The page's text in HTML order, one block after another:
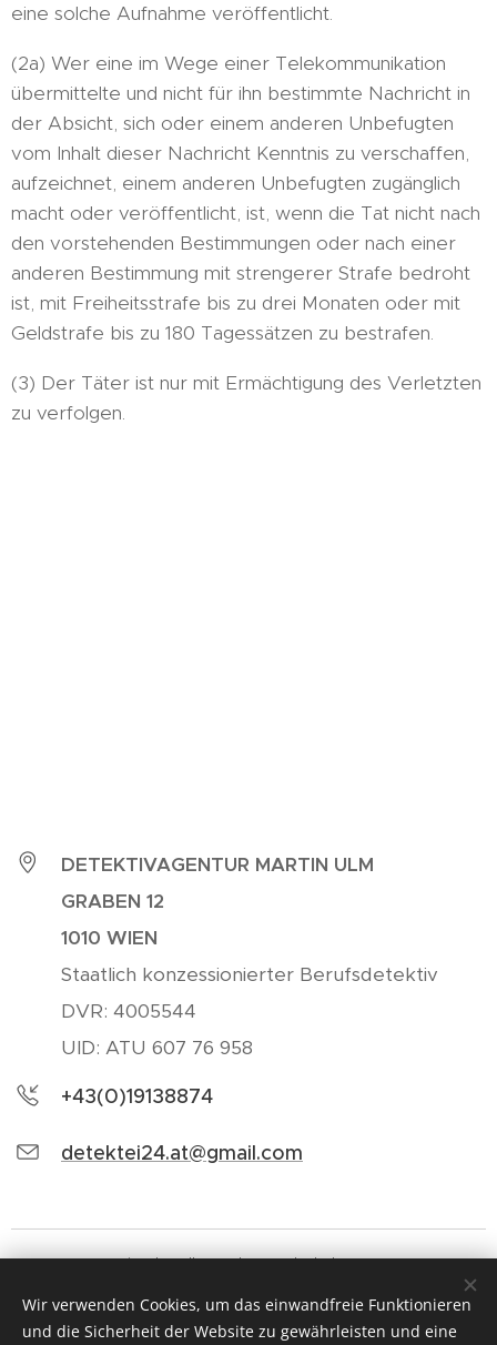
eine solche Aufnahme veröffentlicht.
(2a) Wer eine im Wege einer Telekommunikation
übermittelte und nicht für ihn bestimmte Nachricht in
der Absicht, sich oder einem anderen Unbefugten
vom Inhalt dieser Nachricht Kenntnis zu verschaffen,
aufzeichnet, einem anderen Unbefugten zugänglich
macht oder veröffentlicht, ist, wenn die Tat nicht nach
den vorstehenden Bestimmungen oder nach einer
anderen Bestimmung mit strengerer Strafe bedroht
ist, mit Freiheitsstrafe bis zu drei Monaten oder mit
Geldstrafe bis zu 180 Tagessätzen zu bestrafen.
(3) Der Täter ist nur mit Ermächtigung des Verletzten
zu verfolgen.
DETEKTIVAGENTUR MARTIN ULM
GRABEN 12
1010 WIEN
Staatlich konzessionierter Berufsdetektiv
DVR: 4005544
UID: ATU 607 76 958
+43(0)19138874
detektei24.at@gmail.com
Martin Ulm Alle Rechte vorbehalten 2026
Staatlich konzessionierter Berufsdetektiv Österreich
Wir verwenden Cookies, um das einwandfreie Funktionieren
und die Sicherheit der Website zu gewährleisten und eine